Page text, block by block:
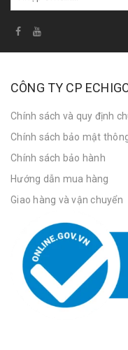
CÔNG TY CP
Chính sách và quy định
Chính sách bảo mật
Chính sách bảo hành
Hướng dẫn mua hàng
Giao hàng và vận chuyển